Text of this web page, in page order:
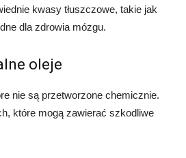
kwasy tłuszczowe, takie jak
dla zdrowia mózgu.
oleje
nie są przetworzone chemicznie.
które mogą zawierać szkodliwe